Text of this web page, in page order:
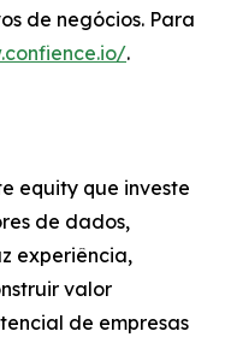
de negócios. Para
.
equity que investe
de dados,
experiência,
valor
de empresas